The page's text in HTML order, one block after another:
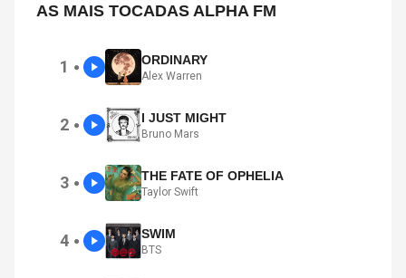
AS MAIS TOCADAS ALPHA FM
1 ● ORDINARY
Alex Warren
2 ● I JUST MIGHT
Bruno Mars
3 ● THE FATE OF OPHELIA
Taylor Swift
4 ● SWIM
BTS